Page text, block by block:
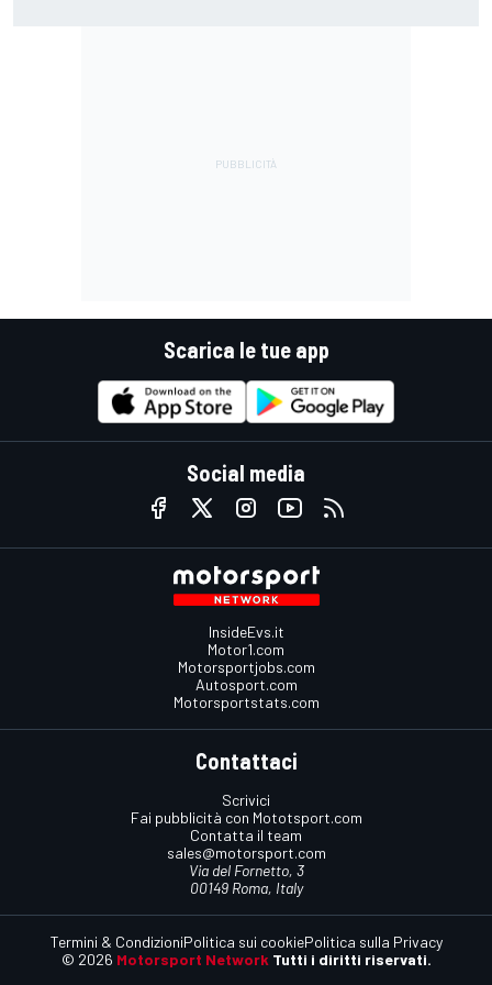
Scarica le tue app
Social media
InsideEvs.it
Motor1.com
Motorsportjobs.com
Autosport.com
Motorsportstats.com
Contattaci
Scrivici
Fai pubblicità con Mototsport.com
Contatta il team
sales@motorsport.com
Via del Fornetto, 3
00149 Roma, Italy
© 2026 Motorsport Network Tutti i diritti riservati.
Termini & CondizioniPolitica sui cookiePolitica sulla Privacy